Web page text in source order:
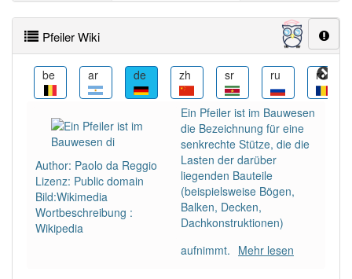
×
Wörter, die mit "-ler" enden, haben fast immer
Artikel:der.
DER:
DIE:9Ausnahmen Beispiele
DAS: 11Ausnahmen Beispiele
PowerIndex:
Pfeiler Wiki
be ar de zh sr ru ro
Author: Paolo da Reggio
Lizenz: Public domain
Bild:Wikimedia
Wortbeschreibung :
Wikipedia
Ein Pfeiler ist im Bauwesen
die Bezeichnung für eine
senkrechte Stütze, die die
Lasten der darüber
liegenden Bauteile
(beispielsweise Bögen,
Balken, Decken,
Dachkonstruktionen)
aufnimmt. Mehr lesen